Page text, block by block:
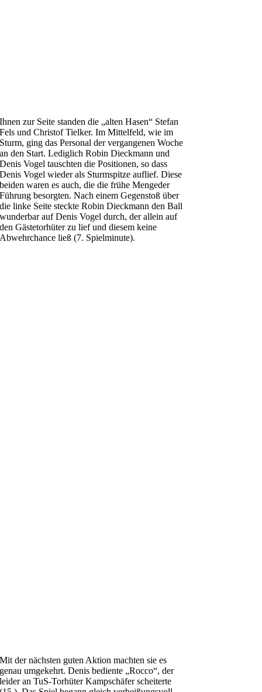
Ihnen zur Seite standen die „alten Hasen“ Stefan
Fels und Christof Tielker. Im Mittelfeld, wie im
Sturm, ging das Personal der vergangenen Woche
an den Start. Lediglich Robin Dieckmann und
Denis Vogel tauschten die Positionen, so dass
Denis Vogel wieder als Sturmspitze auflief. Diese
beiden waren es auch, die die frühe Mengeder
Führung besorgten. Nach einem Gegenstoß über
die linke Seite steckte Robin Dieckmann den Ball
wunderbar auf Denis Vogel durch, der allein auf
den Gästetorhüter zu lief und diesem keine
Abwehrchance ließ (7. Spielminute).
Mit der nächsten guten Aktion machten sie es
genau umgekehrt. Denis bediente „Rocco“, der
leider an TuS-Torhüter Kampschäfer scheiterte